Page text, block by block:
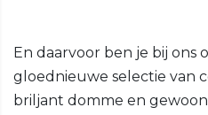
En daarvoor ben je bij ons
gloednieuwe selectie van
briljant domme en